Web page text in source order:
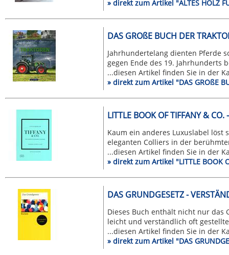
» direkt zum Artikel "ALTES HOLZ
DAS GROßE BUCH DER
Jahrhundertelang dienten Pferde
gegen Ende des 19. Jahrhunderts
...diesen Artikel finden Sie in der
» direkt zum Artikel "DAS GROßE
LITTLE BOOK OF TIFFANY & CO.
Kaum ein anderes Luxuslabel löst
eleganten Colliers in der
...diesen Artikel finden Sie in der
» direkt zum Artikel "LITTLE BOOK
DAS GRUNDGESETZ -
Dieses Buch enthält nicht nur das
leicht und verständlich oft
...diesen Artikel finden Sie in der
» direkt zum Artikel "DAS